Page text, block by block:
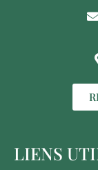
LIENS